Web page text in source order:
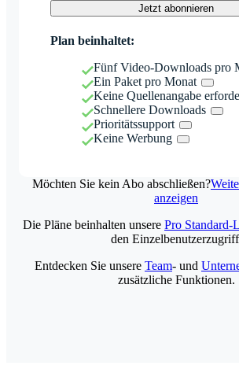
Jetzt abonnieren
Plan beinhaltet:
Fünf Video-Downloads pro
Ein Paket pro Monat
Keine Quellenangabe
Schnellere Downloads
Prioritätssupport
Keine Werbung
Möchten Sie kein Abo abschließen?
anzeigen
Die Pläne beinhalten unsere Pro Standard-
den
Entdecken Sie unsere Team- und
zusätzliche Funktionen.